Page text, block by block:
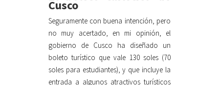
Cusco
Seguramente con buena intención, pero
no muy acertado, en mi opinión, el
gobierno de Cusco ha diseñado un
boleto turístico que vale 130 soles (70
soles para estudiantes), y que incluye la
entrada a algunos atractivos turísticos